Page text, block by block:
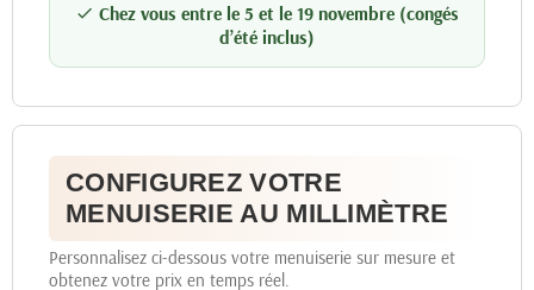
 Chez vous entre le 5 et le 19 novembre (congés
d’été inclus)
CONFIGUREZ VOTRE
MENUISERIE AU MILLIMÈTRE
Personnalisez ci-dessous votre menuiserie sur mesure et
obtenez votre prix en temps réel.